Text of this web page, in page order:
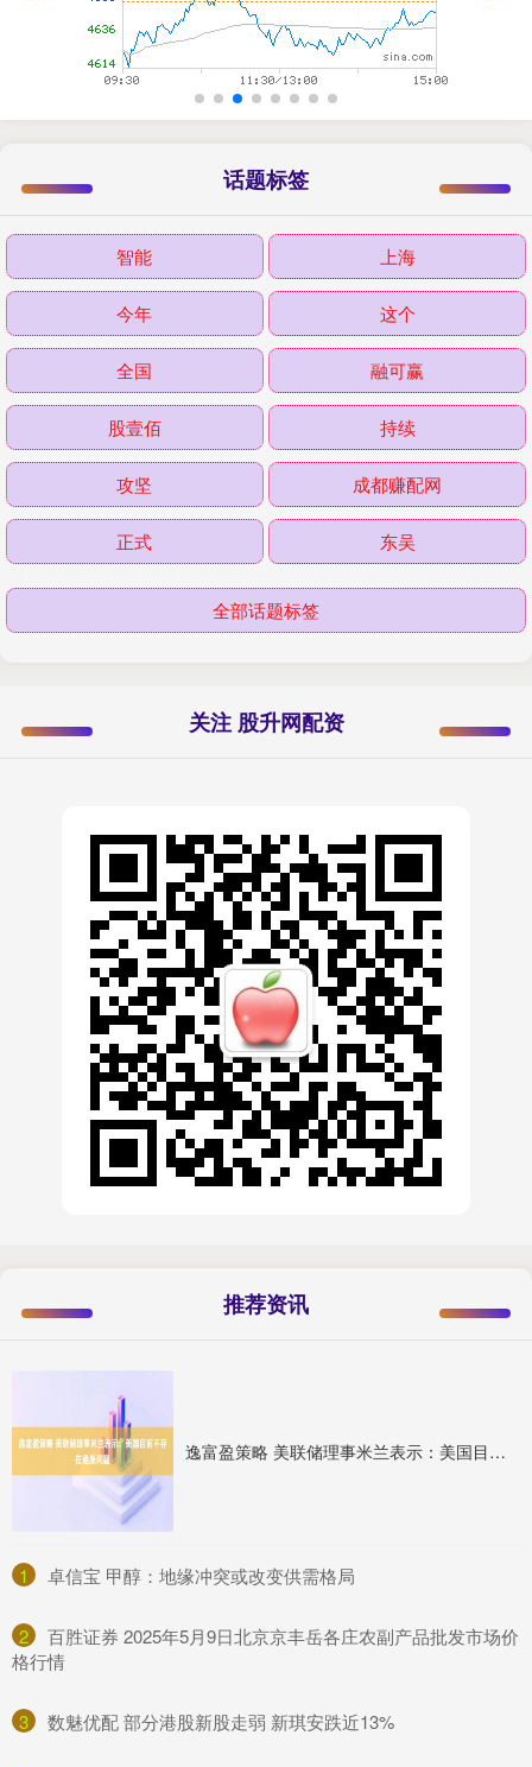
话题标签
智能 上海
今年 这个
全国 融可赢
股壹佰 持续
攻坚 成都赚配网
正式 东吴
全部话题标签
关注 股升网配资
推荐资讯
逸富盈策略 美联储理事米兰表示：美国目前不存在通胀问题
1 ​卓信宝 甲醇：地缘冲突或改变供需格局
2
​百胜证券 2025年5月9日北京京丰岳各庄农副产品批发市场价
格行情
3 ​数魅优配 部分港股新股走弱 新琪安跌近13%